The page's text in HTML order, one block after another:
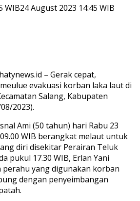
WIB24 August 2023 14:45 WIB
– Gerak cepat,
evakuasi korban laka laut di
Salang, Kabupaten
2023).
Ami (50 tahun) hari Rabu 23
WIB berangkat melaut untuk
diri disekitar Perairan Teluk
pukul 17.30 WIB, Erlan Yani
perahu yang digunakan korban
dengan penyeimbangan